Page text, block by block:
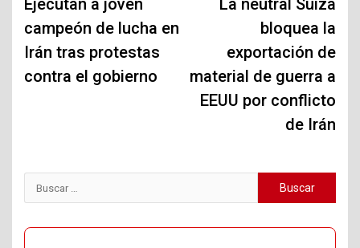
de
entradas
Ejecutan a joven
campeón de lucha en
Irán tras protestas
contra el gobierno
La neutral Suiza
bloquea la
exportación de
material de guerra a
EEUU por conflicto
de Irán
Buscar: